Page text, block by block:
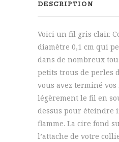
DESCRIPTION
Voici un fil gris clair.
diamètre 0,1 cm qui
dans de nombreux
petits trous de perles
vous avez terminé
légèrement le fil en
dessus pour éteindre
flamme. La cire fond
l’attache de votre